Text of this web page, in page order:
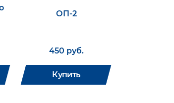
ОП-2
450 руб.
Купить